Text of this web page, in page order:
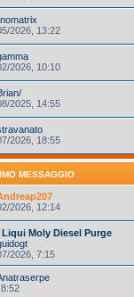
2026, 13:22
2026, 10:10
2025, 14:55
2026, 18:55
MESSAGGIO
2026, 12:14
Liqui Moly Diesel Purge
2026, 7:15